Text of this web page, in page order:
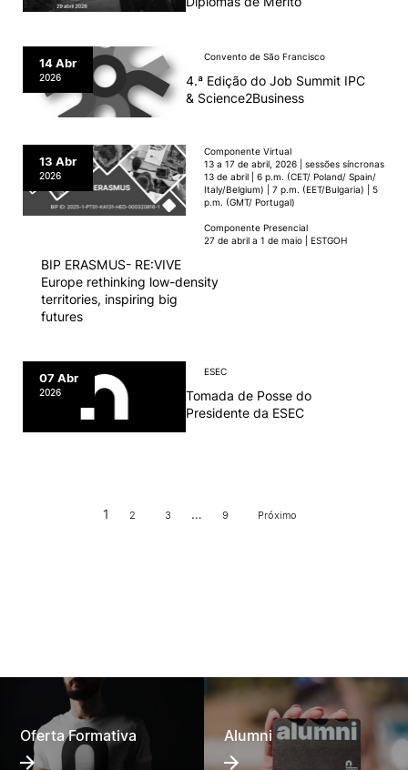
14 Abr
2026
Convento de São Francisco
4.ª Edição do Job Summit IPC
& Science2Business
13 Abr
2026
Componente Virtual
13 a 17 de abril, 2026 | ​sessões síncronas
13 de abril | 6 p.m. (CET/ Poland/ Spain/
Italy/Belgium) | 7 p.m. (EET/Bulgaria) | 5
p.m. (GMT/ Portugal)
Componente Presencial
27 de abril a 1 de maio | ESTGOH
BIP ERASMUS- RE:VIVE
Europe rethinking low-density
territories, inspiring big
futures
07 Abr
2026
ESEC
Tomada de Posse do
Presidente da ESEC
1 2 3 … 9 Próximo
Oferta Formativa Alumni